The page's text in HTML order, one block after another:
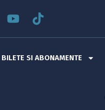
BILETE SI ABONAMENTE